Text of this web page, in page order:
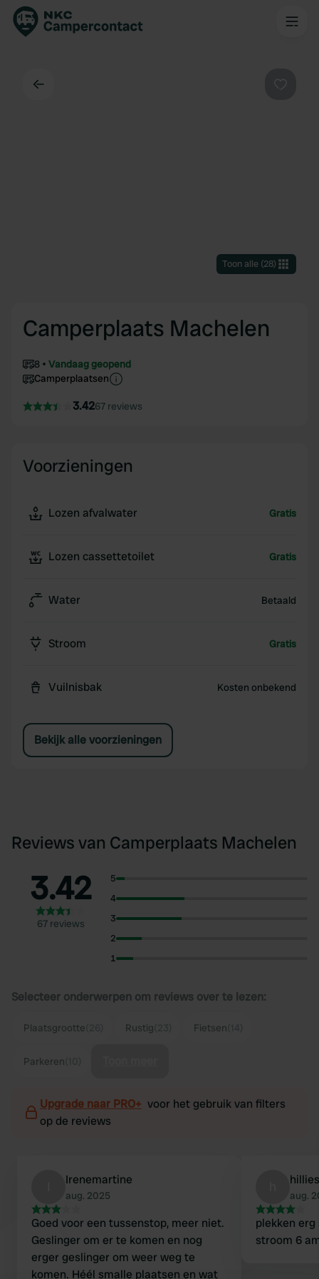
Toon alle(28)
Camperplaats Machelen
8
Vandaag geopend
Camperplaatsen
3.4267 reviews
Voorzieningen
Lozen afvalwater Gratis
Lozen cassettetoilet Gratis
Water Betaald
Stroom Gratis
Vuilnisbak Kosten onbekend
Bekijk alle voorzieningen
Reviews van Camperplaats Machelen
3.42
67 reviews
5
4
3
2
1
Selecteer onderwerpen om reviews over te lezen:
Plaatsgrootte Rustig Fietsen
Parkeren
Upgrade naar PRO+ voor het gebruik van filters
op de reviews
Irenemartine
aug. 2025
Goed voor een tussenstop, meer niet.
Geslinger om er te komen en nog
erger geslinger om weer weg te
komen. Héél smalle plaatsen en wat
aug.
plekken
stroom 6